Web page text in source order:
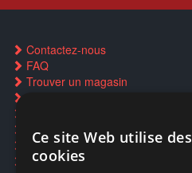
Contactez-nous
FAQ
Trouver un magasin
Restauration CD griffés
Réparations & SAV
Smartpoints
Ce site Web utilise des
cookies